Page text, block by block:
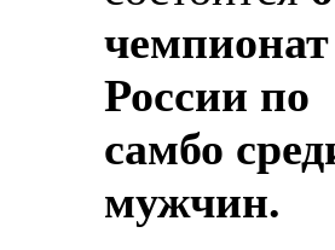
чемпионат
России по
самбо
мужчин.